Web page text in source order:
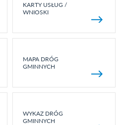
KARTY USŁUG /
WNIOSKI
MAPA DRÓG
GMINNYCH
WYKAZ DRÓG
GMINNYCH